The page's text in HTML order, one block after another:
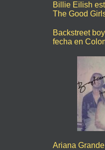
Billie Eilish
The Good
Backstreet
fecha en
Ariana